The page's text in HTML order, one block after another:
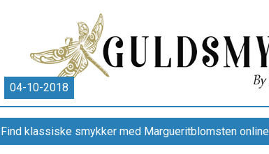
04-10-2018
Find klassiske smykker med Margueritblomsten